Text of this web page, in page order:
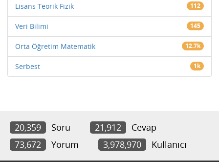
Lisans Teorik Fizik 112
Veri Bilimi 145
Orta Öğretim Matematik 12.7k
Serbest 1k
20,359 Soru 21,912
Cevap
73,672
Yorum 3,978,970 Kullanıcı